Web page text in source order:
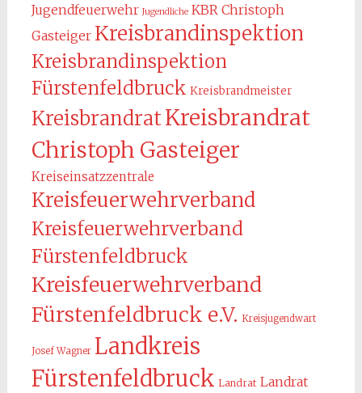
Jugendfeuerwehr Jugendliche KBR Christoph
Gasteiger Kreisbrandinspektion
Kreisbrandinspektion
Fürstenfeldbruck Kreisbrandmeister
KreisbrandratKreisbrandrat
Christoph Gasteiger
Kreiseinsatzzentrale
Kreisfeuerwehrverband
Kreisfeuerwehrverband
Fürstenfeldbruck
Kreisfeuerwehrverband
Fürstenfeldbruck e.V. Kreisjugendwart
Josef Wagner Landkreis
Fürstenfeldbruck Landrat Landrat